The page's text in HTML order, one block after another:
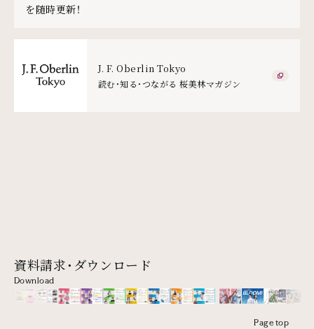
を随時更新！
J. F. Oberlin Tokyo
読む・知る・つながる 桜美林マガジン
資料請求・ダウンロード
Download
Page top